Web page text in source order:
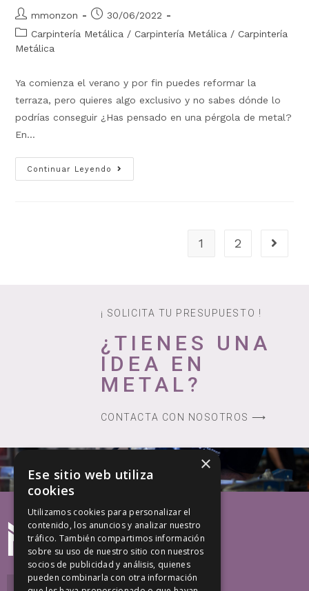
mmonzon
30/06/2022
Carpintería Metálica / Carpintería Metálica / Carpintería
Metálica
Ya comienza el verano y por fin puedes reformar la
terraza, pero quieres algo exclusivo y no sabes dónde lo
podrías conseguir ¿Has pensado en una pérgola de metal?
En…
Continuar Leyendo
1 2
¡ SOLICITA TU PRESUPUESTO !
¿TIENES UNA
IDEA EN
METAL?
CONTACTA CON NOSOTROS ⟶
×
Ese sitio web utiliza
cookies
Utilizamos cookies para personalizar el
contenido, los anuncios y analizar nuestro
tráfico. También compartimos información
sobre su uso de nuestro sitio con nuestros
socios de publicidad y análisis, quienes
pueden combinarla con otra información